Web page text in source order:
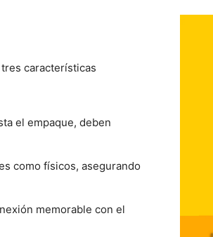
características
el empaque, deben
como físicos, asegurando
memorable con el